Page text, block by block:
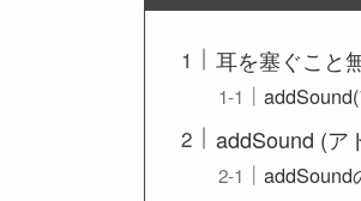
耳を塞ぐこと
addSound (ア
addSound